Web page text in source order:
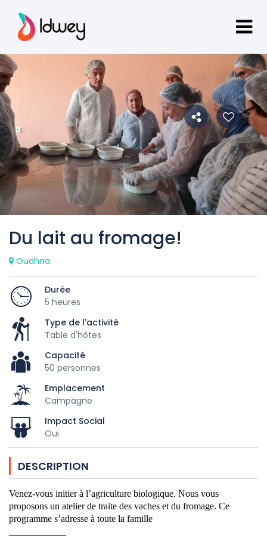
Du lait au fromage!
Oudhna
Durée
5 heures
Type de l'activité
Table d'hôtes
Capacité
50 personnes
Emplacement
Campagne
Impact Social
Oui
DESCRIPTION
Venez-vous initier à l’agriculture biologique. Nous vous
proposons un atelier de traite des vaches et du fromage. Ce
programme s’adresse à toute la famille